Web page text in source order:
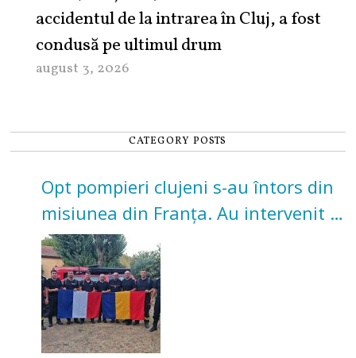
accidentul de la intrarea în Cluj, a fost
condusă pe ultimul drum
august 3, 2026
CATEGORY POSTS
Opt pompieri clujeni s-au întors din
misiunea din Franța. Au intervenit la
incendii de vegetație și pădure